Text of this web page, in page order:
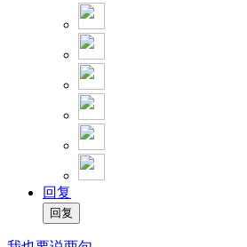
回复